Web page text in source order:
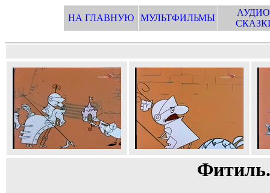
НА ГЛАВНУЮ МУЛЬТФИЛЬМЫ